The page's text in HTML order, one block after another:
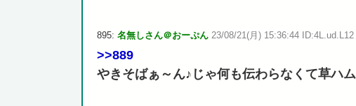
895: 名無しさん＠おーぷん 23/08/21(月) 15:36:44 ID:4L.ud.L12
>>889
やきそばぁ～ん♪じゃ何も伝わらなくて草ハム